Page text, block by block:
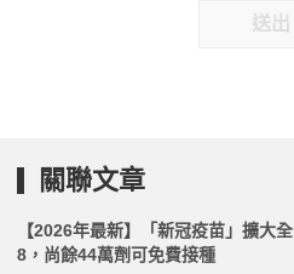
送出
關聯文章
【2026年最新】「新冠疫苗」擴大
8，尚餘44萬劑可免費接種